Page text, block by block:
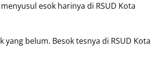
esok harinya di RSUD Kota
yang belum. Besok tesnya di RSUD Kota